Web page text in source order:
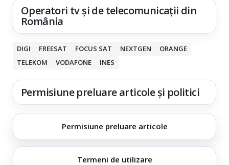
Operatori tv și de telecomunicații din
România
DIGI FREESAT FOCUS SAT NEXTGEN
ORANGE
TELEKOM
VODAFONE INES
Permisiune preluare articole și politici
Permisiune preluare articole
Termeni de utilizare